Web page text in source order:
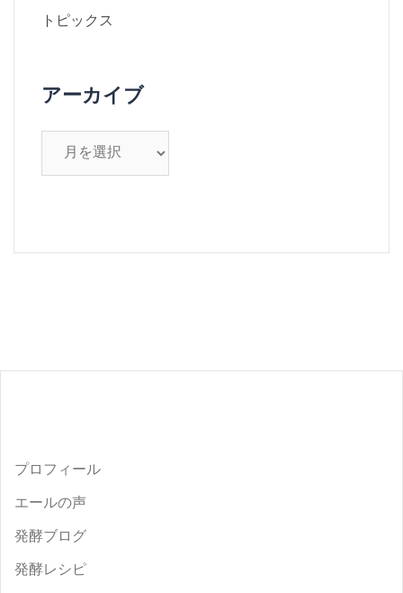
トピックス
アーカイブ
プロフィール
エールの声
発酵ブログ
発酵レシピ